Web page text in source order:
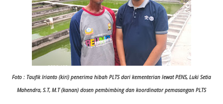
Foto : Taufik Irianto (kiri) penerima hibah PLTS dari kementerian lewat PENS, Luki Setia
Mahendra, S.T, M.T (kanan) dosen pembimbing dan koordinator pemasangan PLTS